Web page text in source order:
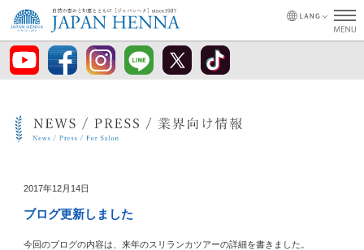
2017年12月14日
ブログ更新しました
今回のブログの内容は、来年のスリランカツアーの詳細を書きました。